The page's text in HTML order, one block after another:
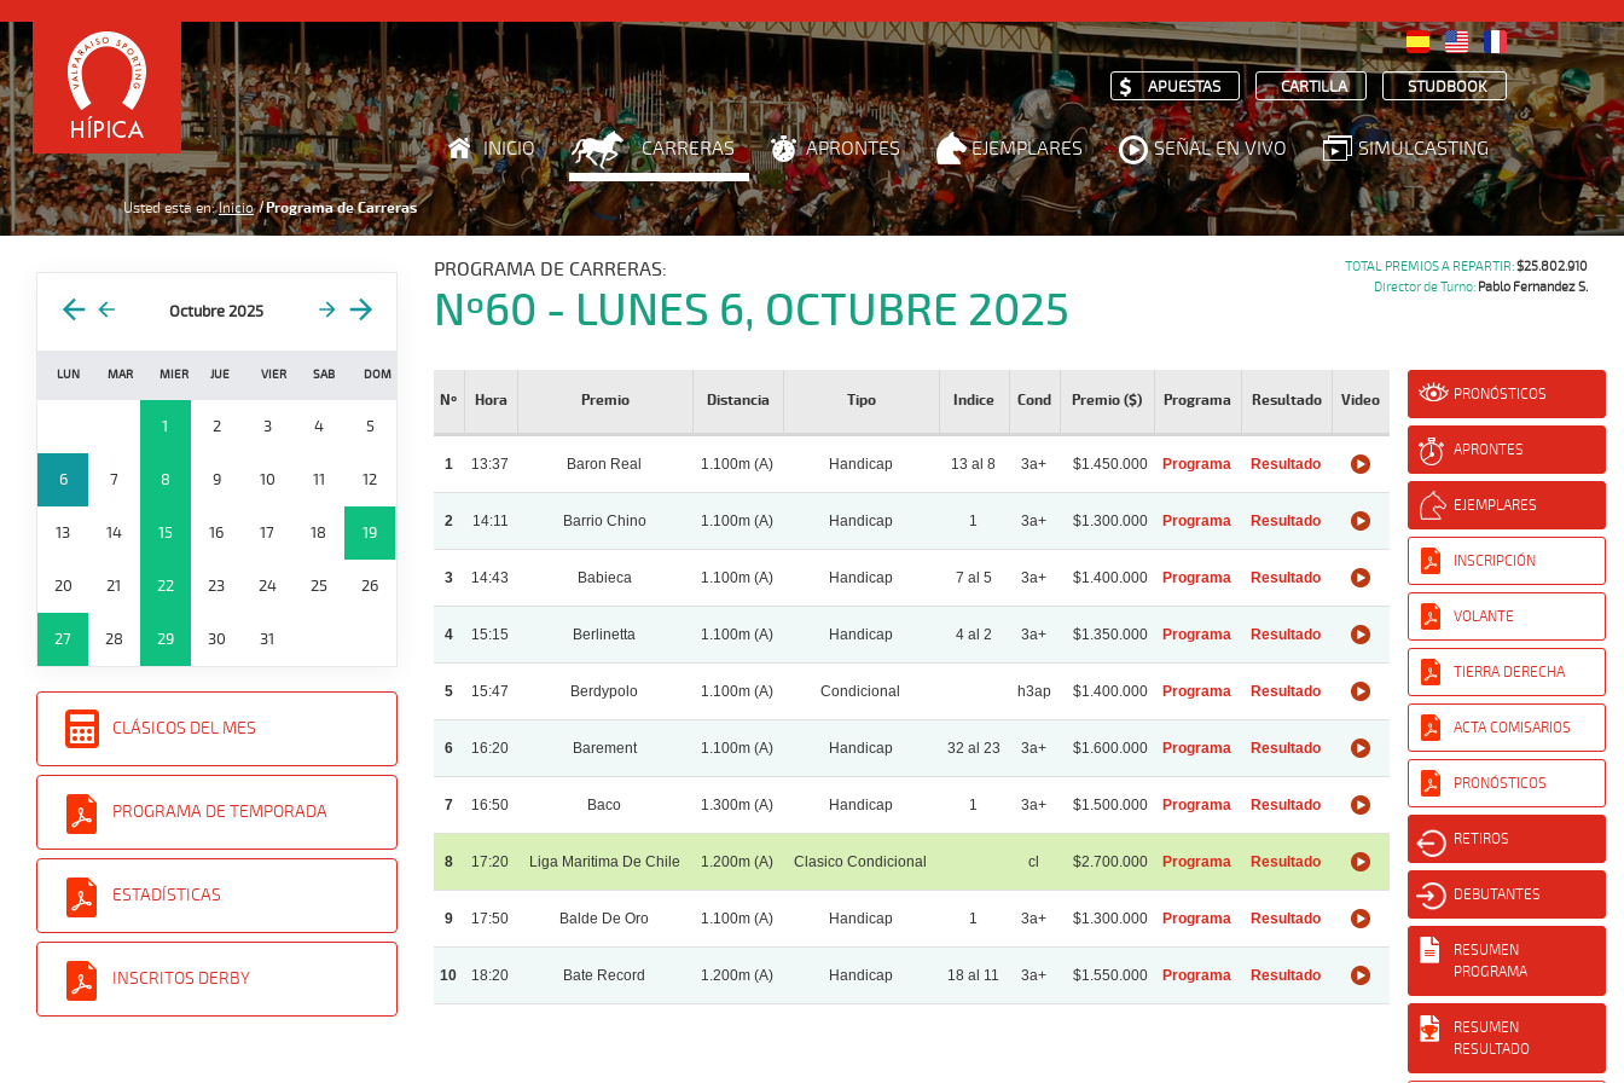
APUESTAS CARTILLA STUDBOOK
INICIO CARRERAS APRONTES EJEMPLARES SEÑAL EN VIVO SIMULCASTING
Usted está en: Inicio Programa de Carreras
Octubre 2025
LUN MAR MIER JUE VIER SAB DOM
1 2 3 4 5
6 7 8 9 10 11 12
13 14 15 16 17 18 19
20 21 22 23 24 25 26
27 28 29 30 31
CLÁSICOS DEL MES
PROGRAMA DE TEMPORADA
ESTADÍSTICAS
INSCRITOS DERBY
PROGRAMA DE CARRERAS:
Nº60 - LUNES 6, OCTUBRE 2025
TOTAL PREMIOS A REPARTIR:$25.802.910
Director de Turno: Pablo Fernandez S.
Nº Hora Premio Distancia Tipo Indice Cond Premio ($) Programa Resultado Video
1 13:37 Baron Real 1.100m (A) Handicap 13 al 8 3a+ $1.450.000 Programa Resultado
2 14:11 Barrio Chino 1.100m (A) Handicap 1 3a+ $1.300.000 Programa Resultado
3 14:43 Babieca 1.100m (A) Handicap 7 al 5 3a+ $1.400.000 Programa Resultado
4 15:15 Berlinetta 1.100m (A) Handicap 4 al 2 3a+ $1.350.000 Programa Resultado
5 15:47 Berdypolo 1.100m (A) Condicional h3ap $1.400.000 Programa Resultado
6 16:20 Barement 1.100m (A) Handicap 32 al 23 3a+ $1.600.000 Programa Resultado
7 16:50 Baco 1.300m (A) Handicap 1 3a+ $1.500.000 Programa Resultado
8 17:20 Liga Maritima De Chile 1.200m (A) Clasico Condicional cl $2.700.000 Programa Resultado
9 17:50 Balde De Oro 1.100m (A) Handicap 1 3a+ $1.300.000 Programa Resultado
10 18:20 Bate Record 1.200m (A) Handicap 18 al 11 3a+ $1.550.000 Programa Resultado
PRONÓSTICOS
APRONTES
EJEMPLARES
INSCRIPCIÓN
VOLANTE
TIERRA DERECHA
ACTA COMISARIOS
PRONÓSTICOS
RETIROS
DEBUTANTES
RESUMEN
PROGRAMA
RESUMEN
RESULTADO